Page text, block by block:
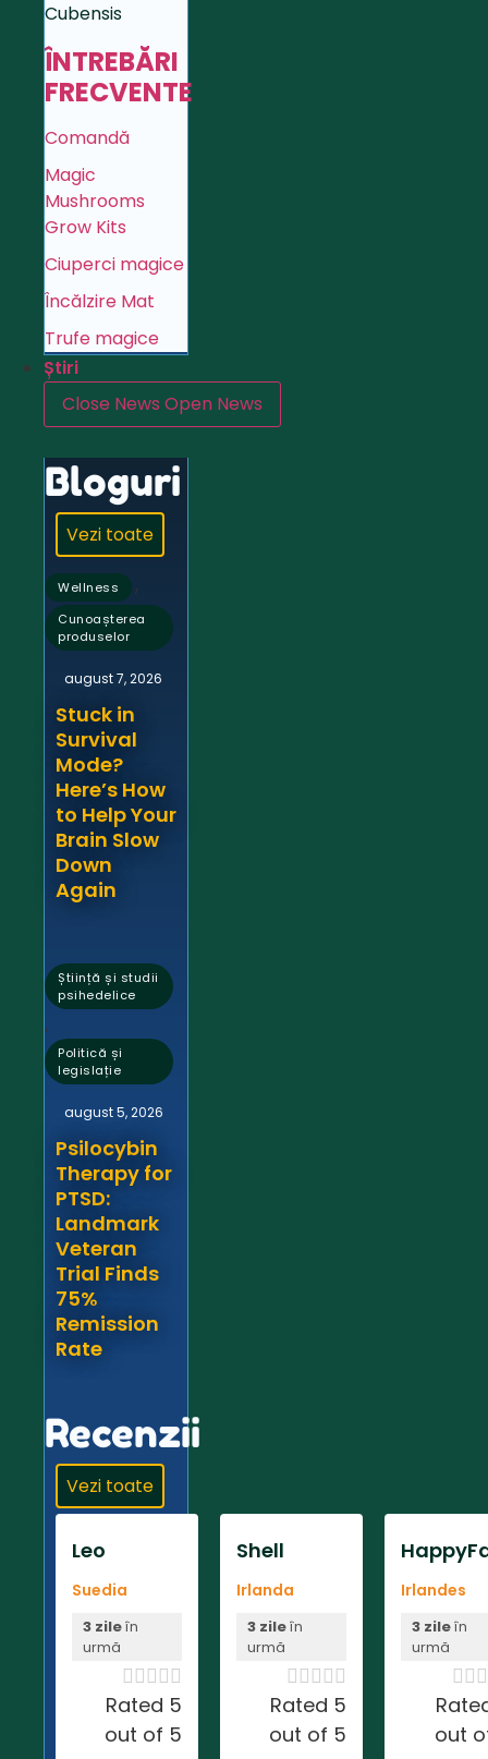
Cubensis
ÎNTREBĂRI
FRECVENTE
Comandă
Magic
Mushrooms
Grow Kits
Ciuperci magice
Încălzire Mat
Trufe magice
Știri
Close News Open News
Bloguri
Vezi toate
Wellness ,
Cunoașterea
produselor
august 7, 2026
Stuck in
Survival
Mode?
Here’s How
to Help Your
Brain Slow
Down
Again
Știință și studii
psihedelice
,
Politică și
legislație
august 5, 2026
Psilocybin
Therapy for
PTSD:
Landmark
Veteran
Trial Finds
75%
Remission
Rate
Recenzii
Vezi toate
Leo
Suedia
3 zileîn
urmă

Rated 5
out of 5
Shell
Irlanda
3 zileîn
urmă

Rated 5
out of 5
Irlandes
3 zileîn
urmă

out